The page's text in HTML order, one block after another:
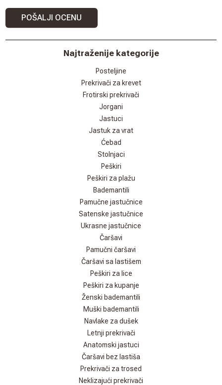
POŠALJI OCENU
Najtraženije kategorije
Posteljine
Prekrivači za krevet
Frotirski prekrivači
Jorgani
Jastuci
Jastuk za vrat
Ćebad
Stolnjaci
Peškiri
Peškiri za plažu
Bademantili
Pamučne jastučnice
Satenske jastučnice
Ukrasne jastučnice
Čaršavi
Pamučni čaršavi
Čaršavi sa lastišem
Peškiri za lice
Peškiri za kupanje
Ženski bademantili
Muški bademantili
Navlake za dušek
Letnji prekrivači
Anatomski jastuci
Čaršavi bez lastiša
Prekrivači za trosed
Neklizajući prekrivači